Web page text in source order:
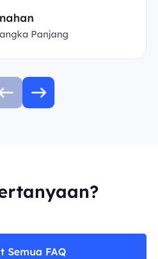
Panjang
Semua FAQ